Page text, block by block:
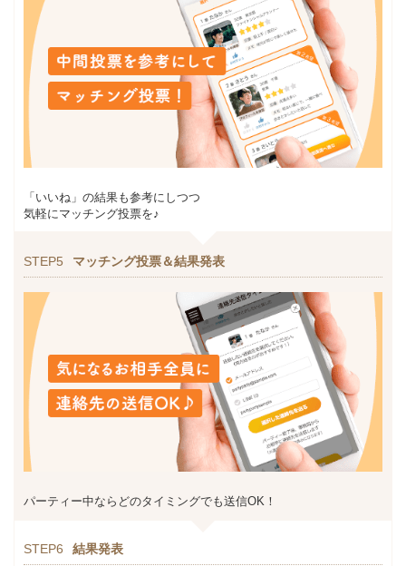
「いいね」の結果も参考にしつつ
気軽にマッチング投票を♪
STEP5 マッチング投票＆結果発表
パーティー中ならどのタイミングでも送信OK！
STEP6 結果発表